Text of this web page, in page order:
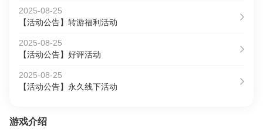
2025-08-25
【活动公告】转游福利活动
2025-08-25
【活动公告】好评活动
2025-08-25
【活动公告】永久线下活动
游戏介绍